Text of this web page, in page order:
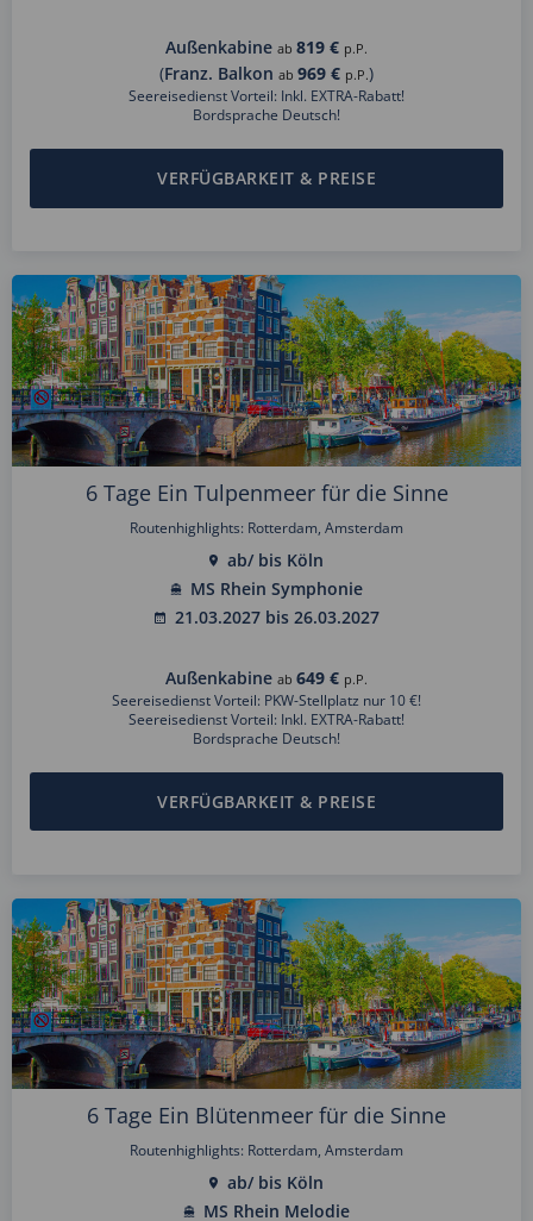
Außenkabine ab819 € p.P.
(Franz. Balkon ab969 € p.P.)
Seereisedienst Vorteil: Inkl. EXTRA-Rabatt!
Bordsprache Deutsch!
VERFÜGBARKEIT & PREISE
6 Tage Ein Tulpenmeer für die Sinne
Routenhighlights: Rotterdam, Amsterdam
ab/ bis Köln
MS Rhein Symphonie
21.03.2027 bis 26.03.2027
Außenkabine ab649 € p.P.
Seereisedienst Vorteil: PKW-Stellplatz nur 10 €!
Seereisedienst Vorteil: Inkl. EXTRA-Rabatt!
Bordsprache Deutsch!
VERFÜGBARKEIT & PREISE
6 Tage Ein Blütenmeer für die Sinne
Routenhighlights: Rotterdam, Amsterdam
ab/ bis Köln
MS Rhein Melodie